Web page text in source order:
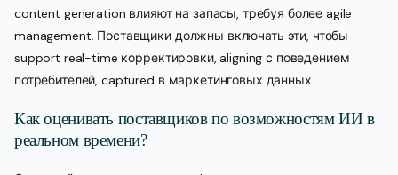
content generation влияют на запасы, требуя более agile
management. Поставщики должны включать эти, чтобы
support real-time корректировки, aligning с поведением
потребителей, captured в маркетинговых данных.
Как оценивать поставщиков по возможностям ИИ в
реальном времени?